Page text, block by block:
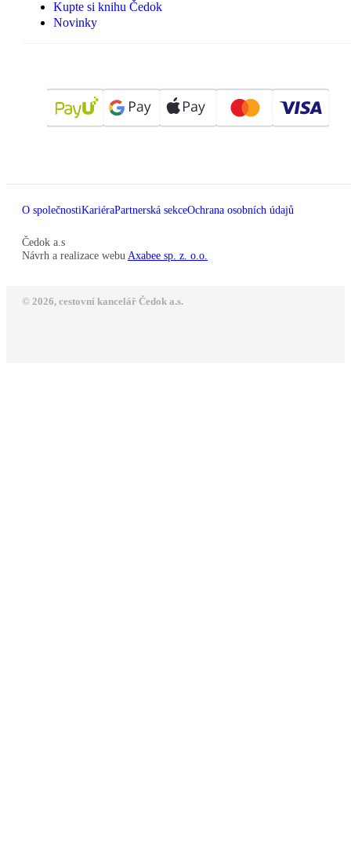
Kupte si knihu Čedok
Novinky
O společnostiKariéraPartnerská sekceOchrana osobních údajů
Čedok a.s
Návrh a realizace webu Axabee sp. z. o.o.
© 2026, cestovní kancelář Čedok a.s.